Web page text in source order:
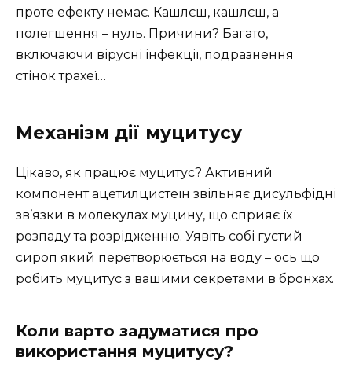
проте ефекту немає. Кашлєш, кашлєш, а
полегшення – нуль. Причини? Багато,
включаючи вірусні інфекції, подразнення
стінок трахеї…
Механізм дії муцитусу
Цікаво, як працює муцитус? Активний
компонент ацетилцистеїн звільняє дисульфідні
зв’язки в молекулах муцину, що сприяє їх
розпаду та розрідженню. Уявіть собі густий
сироп який перетворюється на воду – ось що
робить муцитус з вашими секретами в бронхах.
Коли варто задуматися про
використання муцитусу?